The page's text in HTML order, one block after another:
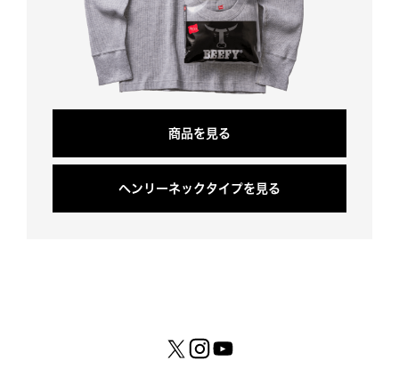
商品を 見 る
ヘ ン リ ーネ ッ ク タ イ プを 見 る